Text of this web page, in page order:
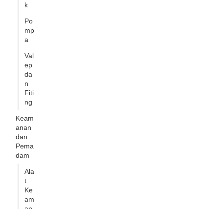
k
Po
mp
a
Val
ep
da
n
Fiti
ng
Keam
anan
dan
Pema
dam
Ala
t
Ke
am